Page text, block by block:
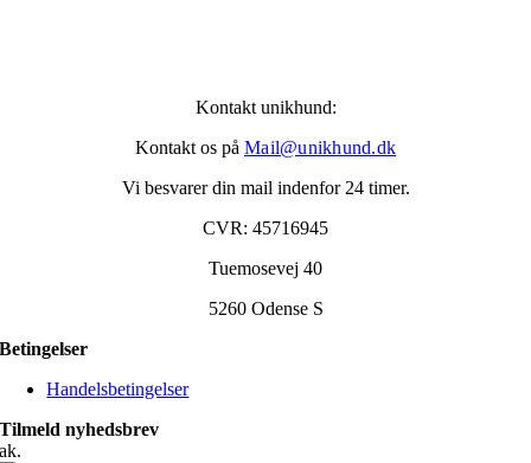
Kontakt unikhund:
Kontakt os på Mail@unikhund.dk
Vi besvarer din mail indenfor 24 timer.
CVR: 45716945
Tuemosevej 40
5260 Odense S
Betingelser
Handelsbetingelser
Tilmeld nyhedsbrev